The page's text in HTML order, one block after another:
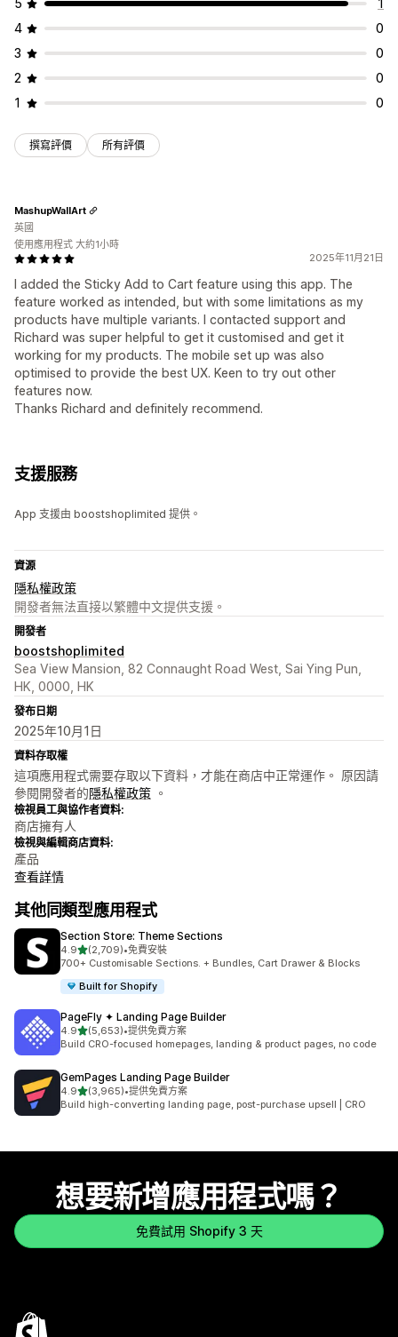
5
1
4
0
3
0
2
0
1
0
撰寫評價 所有評價
2025年11月21日
I added the Sticky Add to Cart feature using this app. The
feature worked as intended, but with some limitations as my
products have multiple variants. I contacted support and
Richard was super helpful to get it customised and get it
working for my products. The mobile set up was also
optimised to provide the best UX. Keen to try out other
features now.
Thanks Richard and definitely recommend.
MashupWallArt
英國
使用應用程式 大約1小時
支援服務
App 支援由 boostshoplimited 提供。
資源
隱私權政策
開發者無法直接以繁體中文提供支援。
開發者
boostshoplimited
Sea View Mansion, 82 Connaught Road West, Sai Ying Pun,
HK, 0000, HK
發布日期
2025年10月1日
資料存取權
這項應用程式需要存取以下資料，才能在商店中正常運作。 原因請
參閱開發者的隱私權政策 。
檢視員工與協作者資料:
商店擁有人
檢視與編輯商店資料:
產品
查看詳情
其他同類型應用程式
Section Store: Theme Sections
4.9滿分 5 顆星
(2,709)
共有 2709 則評價
•免費安裝
700+ Customisable Sections. + Bundles, Cart Drawer & Blocks
Built for Shopify
PageFly ✦ Landing Page Builder
4.9滿分 5 顆星
(5,653)
共有 5653 則評價
•提供免費方案
Build CRO-focused homepages, landing & product pages, no code
GemPages Landing Page Builder
4.9滿分 5 顆星
(3,965)
共有 3965 則評價
•提供免費方案
Build high-converting landing page, post-purchase upsell | CRO
想要新增應用程式嗎？
免費試用 Shopify 3 天